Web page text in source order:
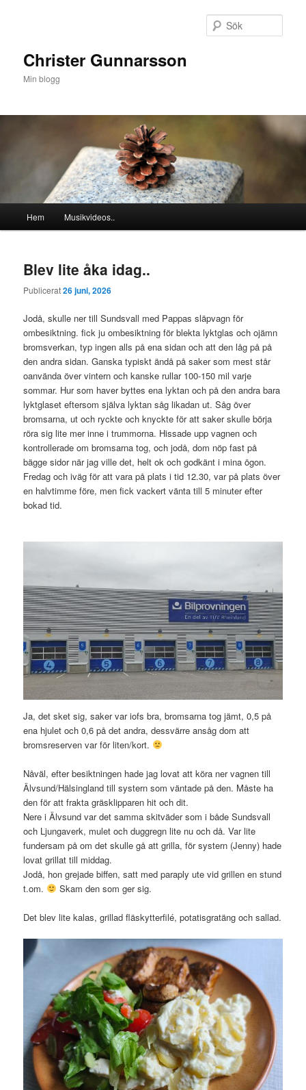
Christer Gunnarsson
Min blogg
Hem Musikvideos..
Blev lite åka idag..
Publicerat26 juni, 2026
Jodå, skulle ner till Sundsvall med Pappas släpvagn för
ombesiktning. fick ju ombesiktning för blekta lyktglas och ojämn
bromsverkan, typ ingen alls på ena sidan och att den låg på på
den andra sidan. Ganska typiskt ändå på saker som mest står
oanvända över vintern och kanske rullar 100-150 mil varje
sommar. Hur som haver byttes ena lyktan och på den andra bara
lyktglaset eftersom själva lyktan såg likadan ut. Såg över
bromsarna, ut och ryckte och knyckte för att saker skulle börja
röra sig lite mer inne i trummorna. Hissade upp vagnen och
kontrollerade om bromsarna tog, och jodå, dom nöp fast på
bägge sidor när jag ville det, helt ok och godkänt i mina ögon.
Fredag och iväg för att vara på plats i tid 12.30, var på plats över
en halvtimme före, men fick vackert vänta till 5 minuter efter
bokad tid.
Ja, det sket sig, saker var iofs bra, bromsarna tog jämt, 0,5 på
ena hjulet och 0,6 på det andra, dessvärre ansåg dom att
bromsreserven var för liten/kort.
Nåväl, efter besiktningen hade jag lovat att köra ner vagnen till
Älvsund/Hälsingland till systern som väntade på den. Måste ha
den för att frakta gräsklipparen hit och dit.
Nere i Älvsund var det samma skitväder som i både Sundsvall
och Ljungaverk, mulet och duggregn lite nu och då. Var lite
fundersam på om det skulle gå att grilla, för systern (Jenny) hade
lovat grillat till middag.
Jodå, hon grejade biffen, satt med paraply ute vid grillen en stund
t.om.
Skam den som ger sig.
Det blev lite kalas, grillad fläskytterfilé, potatisgratäng och sallad.